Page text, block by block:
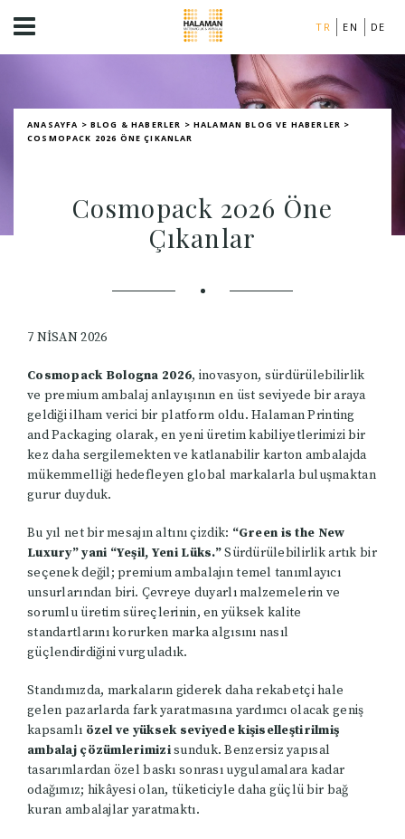
TR EN DE
ANASAYFA > BLOG & HABERLER > HALAMAN BLOG VE HABERLER >
COSMOPACK 2026 ÖNE ÇIKANLAR
Cosmopack 2026 Öne
Çıkanlar
7 NISAN 2026
Cosmopack Bologna 2026, inovasyon, sürdürülebilirlik
ve premium ambalaj anlayışının en üst seviyede bir araya
geldiği ilham verici bir platform oldu. Halaman Printing
and Packaging olarak, en yeni üretim kabiliyetlerimizi bir
kez daha sergilemekten ve katlanabilir karton ambalajda
mükemmelliği hedefleyen global markalarla buluşmaktan
gurur duyduk.
Bu yıl net bir mesajın altını çizdik: “Green is the New
Luxury” yani “Yeşil, Yeni Lüks.”Sürdürülebilirlik artık bir
seçenek değil; premium ambalajın temel tanımlayıcı
unsurlarından biri. Çevreye duyarlı malzemelerin ve
sorumlu üretim süreçlerinin, en yüksek kalite
standartlarını korurken marka algısını nasıl
güçlendirdiğini vurguladık.
Standımızda, markaların giderek daha rekabetçi hale
gelen pazarlarda fark yaratmasına yardımcı olacak geniş
kapsamlı özel ve yüksek seviyede kişiselleştirilmiş
ambalaj çözümlerimizisunduk. Benzersiz yapısal
tasarımlardan özel baskı sonrası uygulamalara kadar
odağımız; hikâyesi olan, tüketiciyle daha güçlü bir bağ
kuran ambalajlar yaratmaktı.